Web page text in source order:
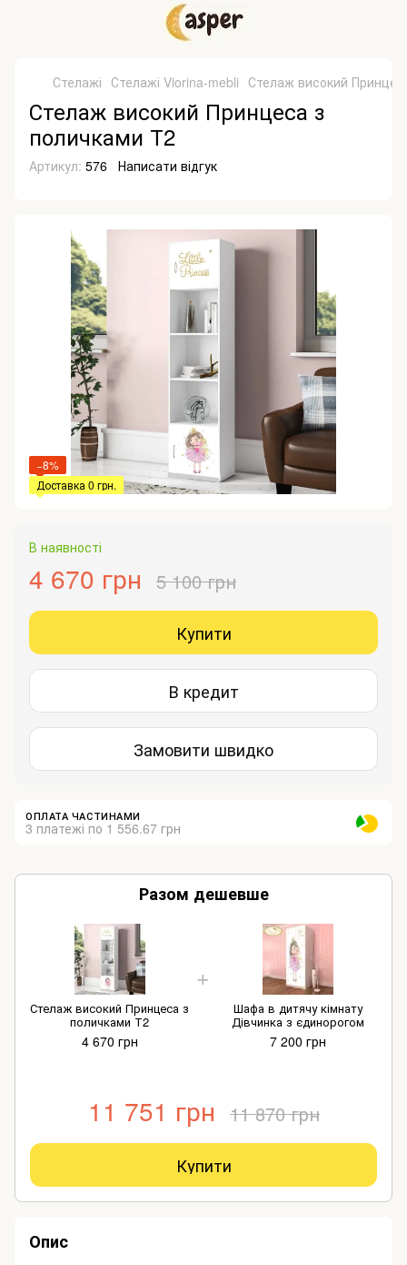
Стелажі Стелажі Viorina-mebli Стелаж високий
Стелаж високий Принцеса з
поличками Т2
Артикул: 576 Написати відгук
−8%
Доставка 0 грн.
В наявності
4 670 грн 5 100 грн
Купити
В кредит
Замовити швидко
ОПЛАТА ЧАСТИНАМИ
3 платежі по 1 556.67 грн
Разом дешевше
Стелаж високий Принцеса з
поличками Т2
4 670 грн
Шафа в дитячу кімнату
Дівчинка з єдинорогом
7 200 грн
11 751 грн 11 870 грн
Купити
Опис